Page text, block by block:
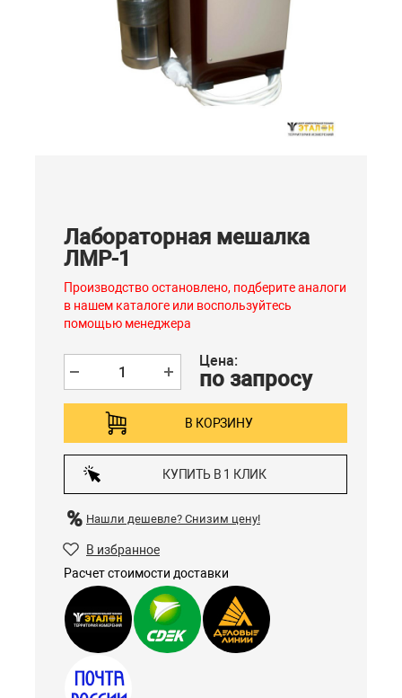
Лабораторная мешалка
ЛМР-1
Производство остановлено, подберите аналоги
в нашем каталоге или воспользуйтесь
помощью менеджера
Цена:
по запросу
В КОРЗИНУ
КУПИТЬ В 1 КЛИК
Нашли дешевле? Снизим цену!
В избранное
Расчет стоимости доставки